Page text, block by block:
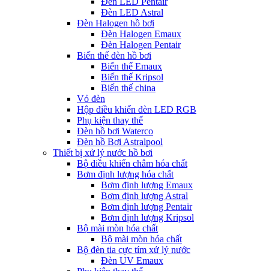
Đèn LED Astral
Đèn Halogen hồ bơi
Đèn Halogen Emaux
Đèn Halogen Pentair
Biến thế đèn hồ bơi
Biến thế Emaux
Biến thế Kripsol
Biến thế china
Vỏ đèn
Hộp điều khiển đèn LED RGB
Phụ kiện thay thế
Đèn hồ bơi Waterco
Đèn hồ Bơi Astralpool
Thiết bị xử lý nước hồ bơi
Bộ điều khiển châm hóa chất
Bơm định lượng hóa chất
Bơm định lượng Emaux
Bơm định lượng Astral
Bơm định lượng Pentair
Bơm định lượng Kripsol
Bộ mài mòn hóa chất
Bộ mài mòn hóa chất
Bộ đèn tia cực tím xử lý nước
Đèn UV Emaux